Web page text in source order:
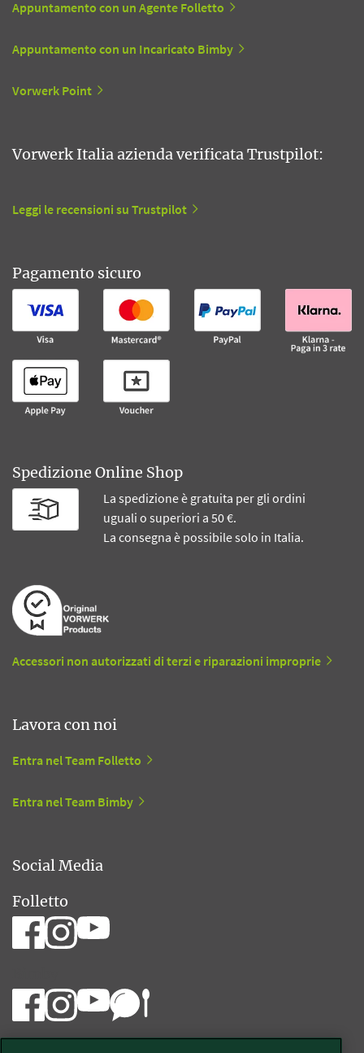
Appuntamento con un Agente Folletto
Appuntamento con un Incaricato Bimby
Vorwerk Point
Vorwerk Italia azienda verificata Trustpilot:
Leggi le recensioni su Trustpilot
Pagamento sicuro
Spedizione Online Shop
La spedizione è gratuita per gli ordini
uguali o superiori a 50 €.
La consegna è possibile solo in Italia.
Accessori non autorizzati di terzi e riparazioni improprie
Lavora con noi
Entra nel Team Folletto
Entra nel Team Bimby
Social Media
Folletto